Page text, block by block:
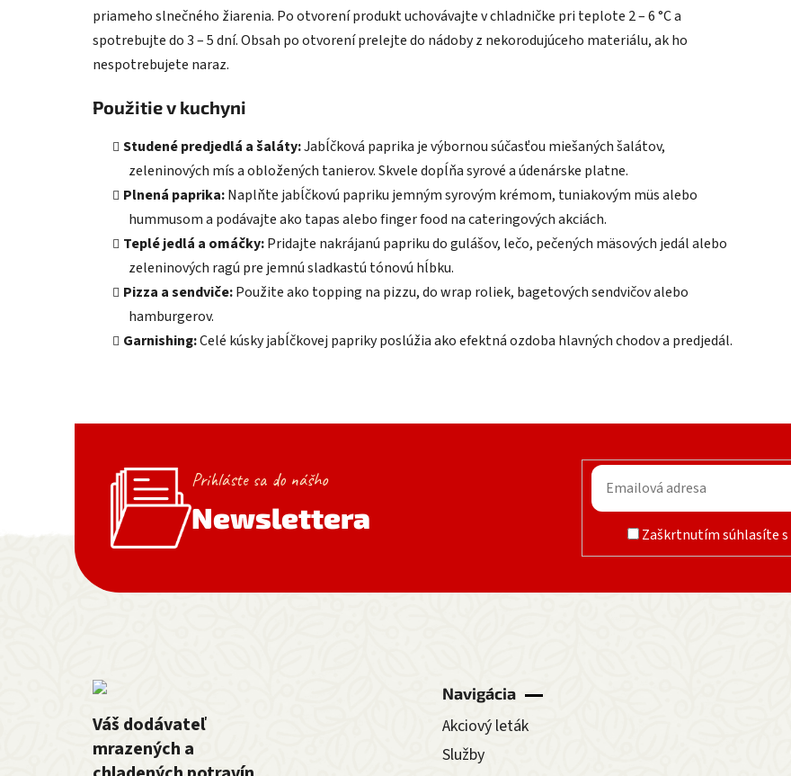
priameho slnečného žiarenia. Po otvorení produkt uchovávajte v chladničke pri teplote 2 – 6 °C a
spotrebujte do 3 – 5 dní. Obsah po otvorení prelejte do nádoby z nekorodujúceho materiálu, ak ho
nespotrebujete naraz.
Použitie v kuchyni
Studené predjedlá a šaláty:Jabĺčková paprika je výbornou súčasťou miešaných šalátov,
zeleninových mís a obložených tanierov. Skvele dopĺňa syrové a údenárske platne.
Plnená paprika:Naplňte jabĺčkovú papriku jemným syrovým krémom, tuniakovým müs alebo
hummusom a podávajte ako tapas alebo finger food na cateringových akciách.
Teplé jedlá a omáčky:Pridajte nakrájanú papriku do gulášov, lečo, pečených mäsových jedál alebo
zeleninových ragú pre jemnú sladkastú tónovú hĺbku.
Pizza a sendviče:Použite ako topping na pizzu, do wrap roliek, bagetových sendvičov alebo
hamburgerov.
Garnishing:Celé kúsky jabĺčkovej papriky poslúžia ako efektná ozdoba hlavných chodov a predjedál.
Prihláste sa do nášho
Newslettera
Zaškrtnutím súhlasíte s
Zápätie
Váš dodávateľ
mrazených a
Navigácia
Akciový leták
Služby